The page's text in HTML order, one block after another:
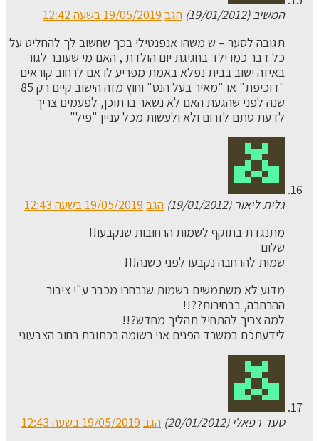
המשיב (19/01/2012) הגב 19/05/2019 בשעה 12:42
תגובה לסער – ש משהו אנפנטילי בכך שחשוב לך להחליט על
כל דבר כמו ילד בחגיגת יום הולדת , האם מי שעובר לגור
באיזה ישוב בבית נפלא באמת מפריע לו אם לרחוב קוראים
"דוכיפת" או "מאיר בעל הנס" וחוץ מזה הישוב קיים רק 85
שנה לפני שהגעת האם לא נשאר בו תוכן, לפעמים צריך
לדעת סתם לזרום ולא ולעשות מכל עניין "פיל"
גלית ליאור (19/01/2012) הגב 19/05/2019 בשעה 12:43
מתנגדת בתוקף לשמות הרחובות שנקבעו!!
שלום
שמות להרחבה נקבעו לפני כשנה!!!
מדוע לא משתמשים בשמות שנבחרו מכבר ע"י ציבור
ההרחבה, בבחירות??!!
למה צריך להתחיל תהליך מחדש?!!
לידעתכם במשרד הפנים אני רשומה בכתובת רחוב הצבעוני
סער רפאלי (20/01/2012) הגב 19/05/2019 בשעה 12:43